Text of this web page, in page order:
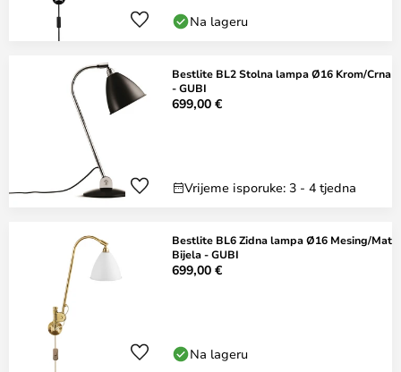
Na lageru
Bestlite BL2 Stolna lampa Ø16 Krom/Crna
- GUBI
699,00 €
Vrijeme isporuke: 3 - 4 tjedna
Bestlite BL6 Zidna lampa Ø16 Mesing/Mat
Bijela - GUBI
699,00 €
Na lageru